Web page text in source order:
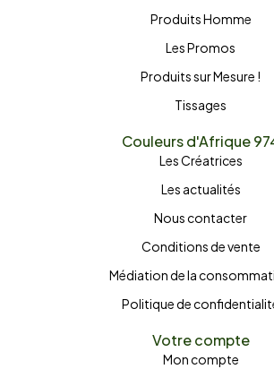
Produits Homme
Les Promos
Produits sur Mesure !
Tissages
Couleurs d'Afrique
Les Créatrices
Les actualités
Nous contacter
Conditions de vente
Médiation de la
Politique de
Votre compte
Mon compte